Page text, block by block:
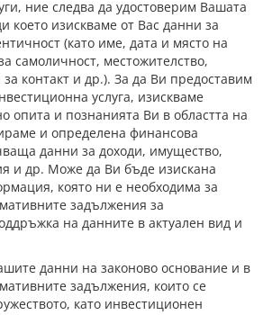
ние следва да удостоверим Вашата
което изискваме от Вас данни за
(като име, дата и място на
самоличност, местожителство,
контакт и др.). За да Ви предоставим
услуга, изискваме
опита и познанията Ви в областта на
и определена финансова
данни за доходи, имущество,
и др. Може да Ви бъде изискана
която ни е необходима за
задължения за
на данните в актуален вид и
данни на законово основание и в
задължения, които се
като инвестиционен